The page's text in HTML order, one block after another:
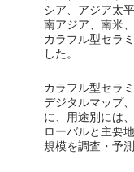
シア、アジア太
南アジア、南米
カラフル型セラ
した。
カラフル型セラ
デジタルマップ
に、用途別には
ローバルと主要
規模を調査・予